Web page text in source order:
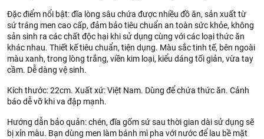
Đặc điểm nổi bật: đĩa lòng sâu chứa được nhiều đồ ăn, sản xuất từ
sứ tráng men cao cấp, đảm bảo tiêu chuẩn an toàn sức khỏe, không
sản sinh ra các chất độc hại khi sử dụng cùng với các loại thức ăn
khác nhau. Thiết kế tiêu chuẩn, tiện dụng. Màu sắc tinh tế, bên ngoài
màu xanh, trong lòng trắng, viền kim loại, kiểu dáng tối giản, vừa tay
cầm. Dễ dàng vệ sinh.
Kích thước: 22cm. Xuất xứ: Việt Nam. Dùng để chứa thức ăn. Cảnh
báo dễ vỡ khi va đập mạnh.
Hướng dẫn bảo quản: chén, đĩa gốm sứ sau thời gian dài sử dụng sẽ
bị xỉn màu. Bạn dùng men làm bánh mì pha với nước để lau bề mặt